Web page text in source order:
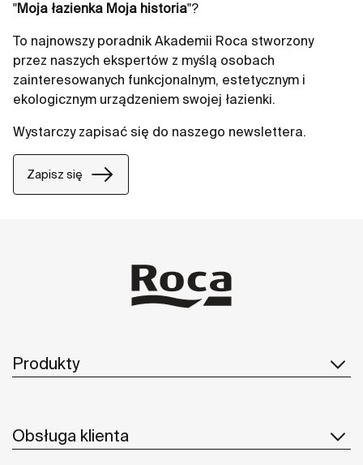
"Moja łazienka Moja historia"?
To najnowszy poradnik Akademii Roca stworzony
przez naszych ekspertów z myślą osobach
zainteresowanych funkcjonalnym, estetycznym i
ekologicznym urządzeniem swojej łazienki.
Wystarczy zapisać się do naszego newslettera.
Zapisz się
Produkty
Obsługa klienta